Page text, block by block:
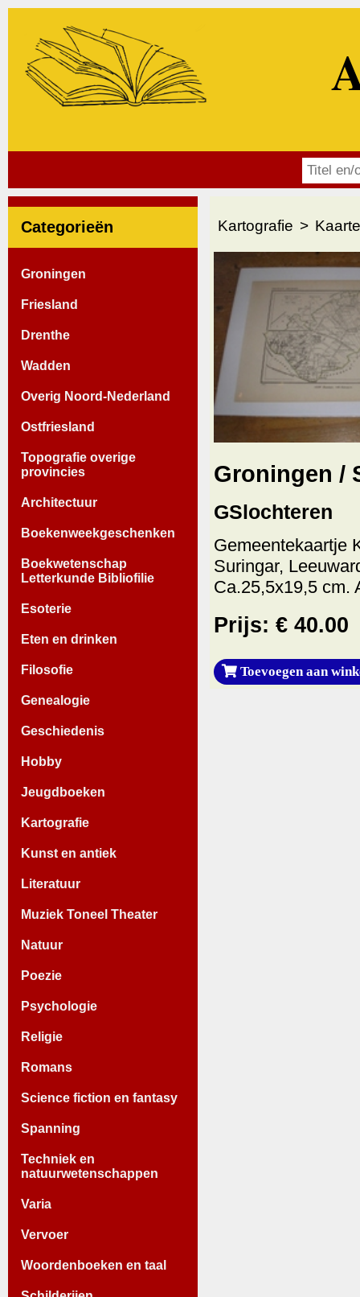
Categorieën
Groningen
Friesland
Drenthe
Wadden
Overig Noord-Nederland
Ostfriesland
Topografie overige
provincies
Architectuur
Boekenweekgeschenken
Boekwetenschap
Letterkunde Bibliofilie
Esoterie
Eten en drinken
Filosofie
Genealogie
Geschiedenis
Hobby
Jeugdboeken
Kartografie
Kunst en antiek
Literatuur
Muziek Toneel Theater
Natuur
Poezie
Psychologie
Religie
Romans
Science fiction en fantasy
Spanning
Techniek en
natuurwetenschappen
Varia
Vervoer
Woordenboeken en taal
Kartografie
Groningen /
GSlochteren
Gemeentekaartje
Suringar,
Ca.25,5x19,5 cm.
Prijs: € 40.00
Toevoegen aan